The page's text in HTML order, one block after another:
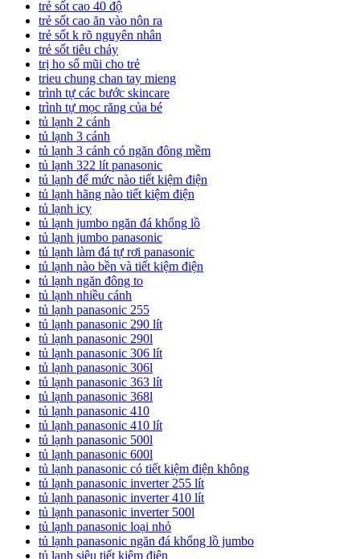
trẻ sốt cao 40 độ
trẻ sốt cao ăn vào nôn ra
trẻ sốt k rõ nguyên nhân
trẻ sốt tiêu chảy
trị ho sổ mũi cho trẻ
trieu chung chan tay mieng
trình tự các bước skincare
trình tự mọc răng của bé
tủ lạnh 2 cánh
tủ lạnh 3 cánh
tủ lạnh 3 cánh có ngăn đông mềm
tủ lạnh 322 lít panasonic
tủ lạnh để mức nào tiết kiệm điện
tủ lạnh hãng nào tiết kiệm điện
tủ lạnh icy
tủ lạnh jumbo ngăn đá khổng lồ
tủ lạnh jumbo panasonic
tủ lạnh làm đá tự rơi panasonic
tủ lạnh nào bền và tiết kiệm điện
tủ lạnh ngăn đông to
tủ lạnh nhiều cánh
tủ lạnh panasonic 255
tủ lạnh panasonic 290 lít
tủ lạnh panasonic 290l
tủ lạnh panasonic 306 lít
tủ lạnh panasonic 306l
tủ lạnh panasonic 363 lít
tủ lạnh panasonic 368l
tủ lạnh panasonic 410
tủ lạnh panasonic 410 lít
tủ lạnh panasonic 500l
tủ lạnh panasonic 600l
tủ lạnh panasonic có tiết kiệm điện không
tủ lạnh panasonic inverter 255 lít
tủ lạnh panasonic inverter 410 lít
tủ lạnh panasonic inverter 500l
tủ lạnh panasonic loại nhỏ
tủ lạnh panasonic ngăn đá khổng lồ jumbo
tủ lạnh siêu tiết kiệm điện